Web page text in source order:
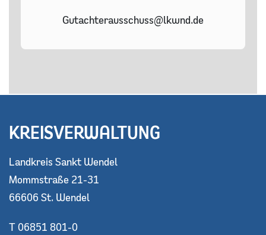
Gutachterausschuss@lkwnd.de
KREISVERWALTUNG
Landkreis Sankt Wendel
Mommstraße 21-31
66606 St. Wendel
T 06851 801-0